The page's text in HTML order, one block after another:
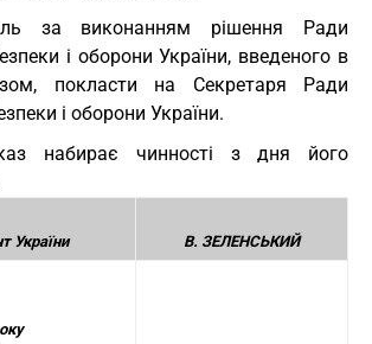
за виконанням рішення Ради
і оборони України, введеного в
покласти на Секретаря Ради
і оборони України.
набирає чинності з дня його
України В. ЗЕЛЕНСЬКИЙ